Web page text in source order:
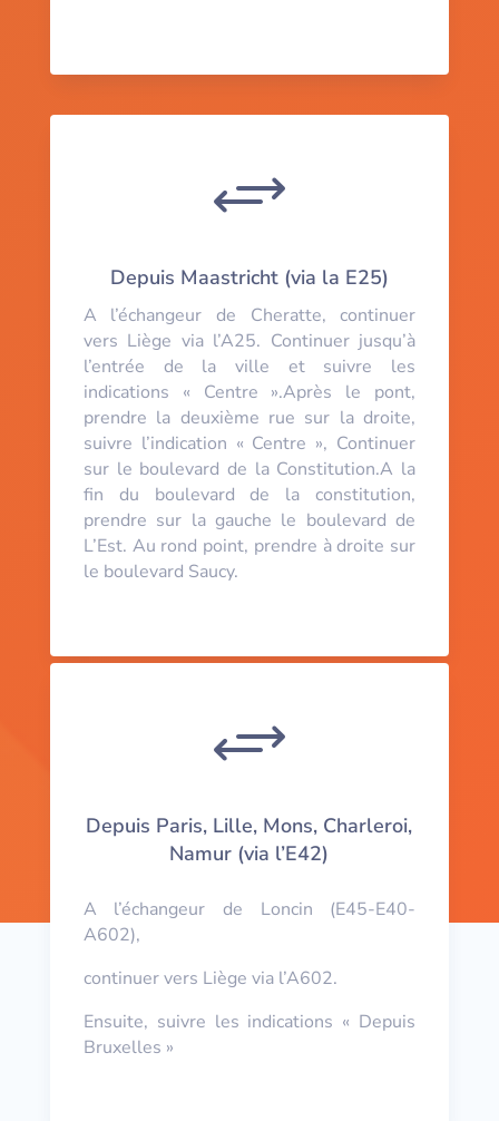
+
Depuis Maastricht (via la E25)
A l’échangeur de Cheratte, continuer
vers Liège via l’A25. Continuer jusqu’à
l’entrée de la ville et suivre les
indications « Centre ».Après le pont,
prendre la deuxième rue sur la droite,
suivre l’indication « Centre », Continuer
sur le boulevard de la Constitution.A la
fin du boulevard de la constitution,
prendre sur la gauche le boulevard de
L’Est. Au rond point, prendre à droite sur
le boulevard Saucy.
+
Depuis Paris, Lille, Mons, Charleroi,
Namur (via l’E42)
A l’échangeur de Loncin (E45-E40-
A602),
continuer vers Liège via l’A602.
Ensuite, suivre les indications « Depuis
Bruxelles »